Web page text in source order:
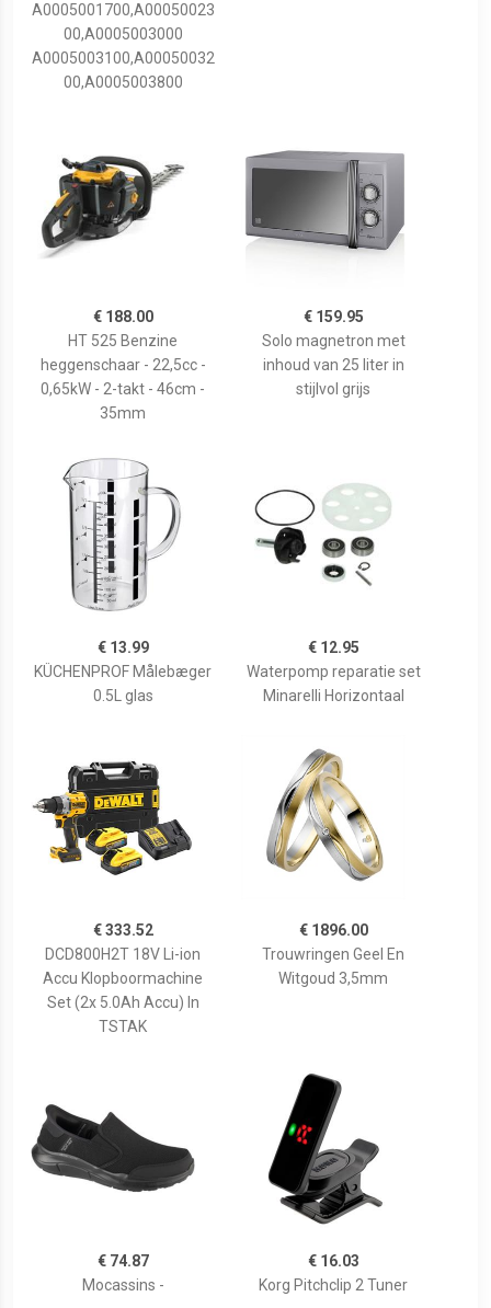
A0005001700,A00050023
00,A0005003000
A0005003100,A00050032
00,A0005003800
€ 188.00
HT 525 Benzine
heggenschaar - 22,5cc -
0,65kW - 2-takt - 46cm -
35mm
€ 159.95
Solo magnetron met
inhoud van 25 liter in
stijlvol grijs
€ 13.99
KÜCHENPROF Målebæger
0.5L glas
€ 12.95
Waterpomp reparatie set
Minarelli Horizontaal
€ 333.52
DCD800H2T 18V Li-ion
Accu Klopboormachine
Set (2x 5.0Ah Accu) In
TSTAK
€ 1896.00
Trouwringen Geel En
Witgoud 3,5mm
€ 74.87
Mocassins -
€ 16.03
Korg Pitchclip 2 Tuner